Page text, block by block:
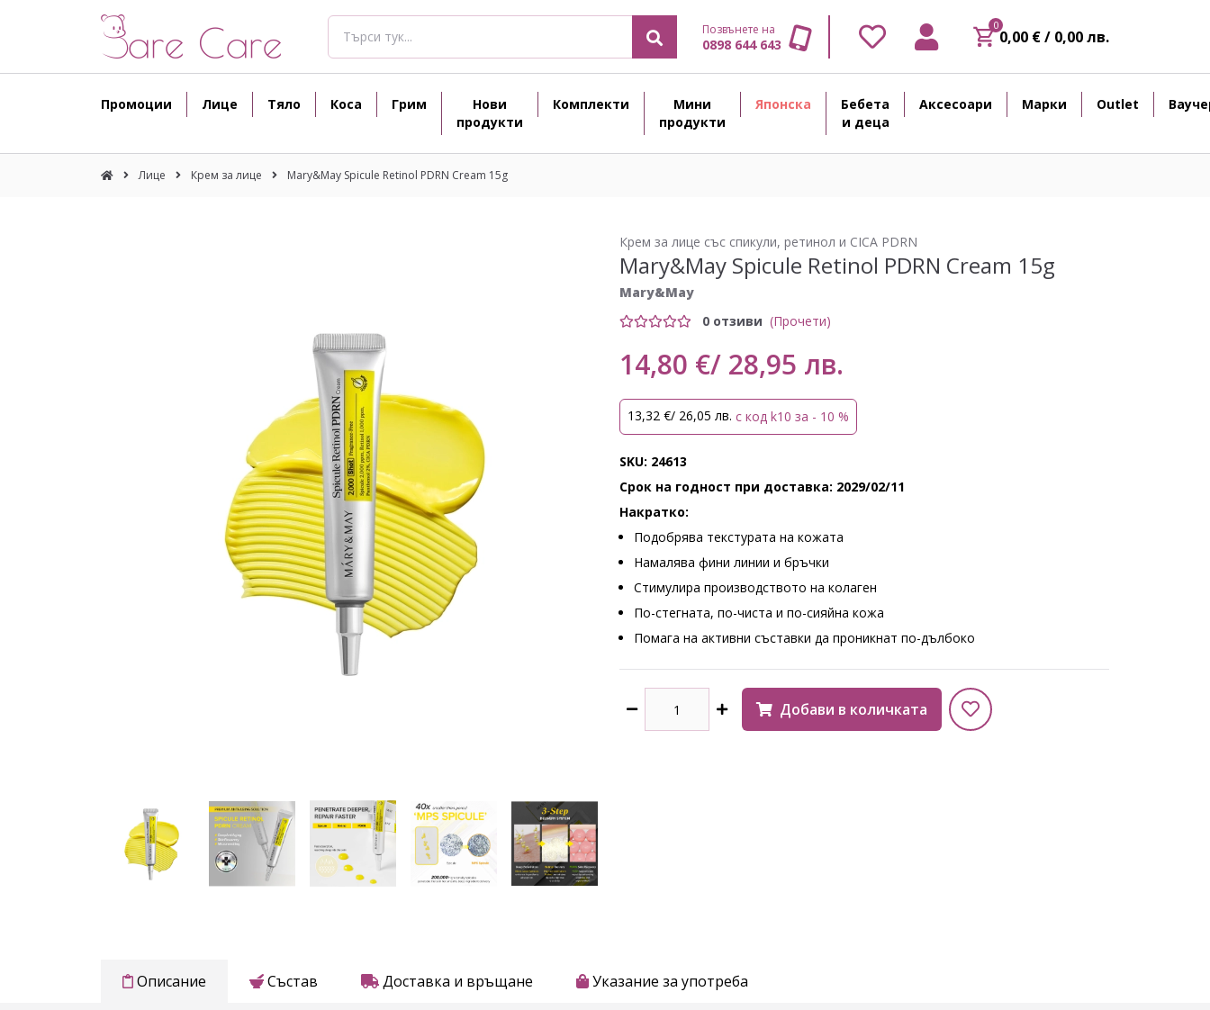
Позвънете на
0898 644 643
0
0,00 € / 0,00 лв.
Промоции Лице Тяло Коса Грим
Нови
продукти
Комплекти
Мини
продукти
Японска
Бебета
и деца
Аксесоари Марки Outlet
Лице Крем за лице Mary&May Spicule Retinol PDRN Cream 15g
Крем за лице със спикули, ретинол и CICA PDRN
Mary&May Spicule Retinol PDRN Cream 15g
Mary&May
0 отзиви (Прочети)
14,80 €/ 28,95 лв.
13,32 €/ 26,05 лв. с код k10 за - 10 %
SKU: 24613
Срок на годност при доставка: 2029/02/11
Накратко:
Подобрява текстурата на кожата
Намалява фини линии и бръчки
Стимулира производството на колаген
По-стегната, по-чиста и по-сияйна кожа
Помага на активни съставки да проникнат по-дълбоко
Добави в количката
Описание Състав Доставка и връщане Указание за употреба